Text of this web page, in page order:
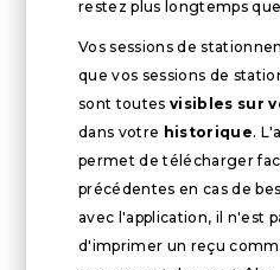
restez plus longtemps
Vos sessions de
que vos sessions de
sont toutes visibles sur
dans votre historique.
permet de télécharger
précédentes en cas de
avec l'application, il n'est
d'imprimer un reçu